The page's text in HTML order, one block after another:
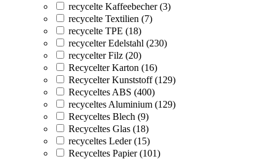
recycelte Kaffeebecher (3)
recycelte Textilien (7)
recycelte TPE (18)
recycelter Edelstahl (230)
recycelter Filz (20)
Recycelter Karton (16)
Recycelter Kunststoff (129)
Recyceltes ABS (400)
recyceltes Aluminium (129)
Recyceltes Blech (9)
Recyceltes Glas (18)
recyceltes Leder (15)
Recyceltes Papier (101)